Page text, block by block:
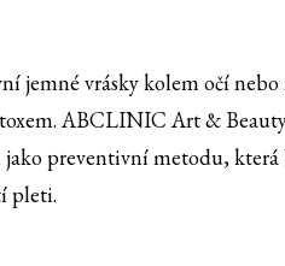
jemné vrásky kolem očí nebo
ABCLINIC Art &
preventivní metodu,
pleti.